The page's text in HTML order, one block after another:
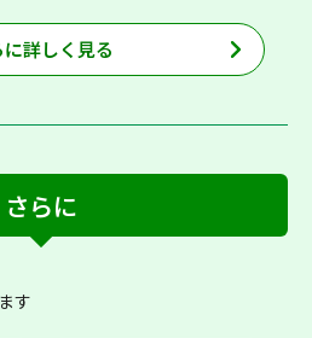
に詳しく見る
さらに
す